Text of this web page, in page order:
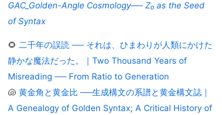
GAC_Golden-Angle Cosmology── Z₀ as the Seed
of Syntax
🌻 二千年の誤読 ── それは、ひまわりが人類にかけた
静かな魔法だった。｜Two Thousand Years of
Misreading ── From Ratio to Generation
🐚 黄金角と黄金比 ──生成構文の系譜と黄金構文誌｜
A Genealogy of Golden Syntax; A Critical History of